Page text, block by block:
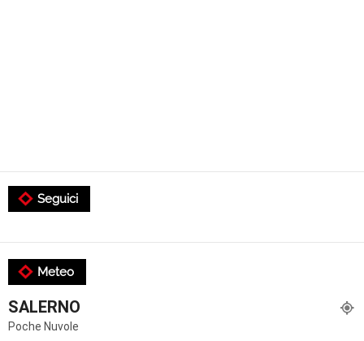
Seguici
Meteo
SALERNO
Poche Nuvole